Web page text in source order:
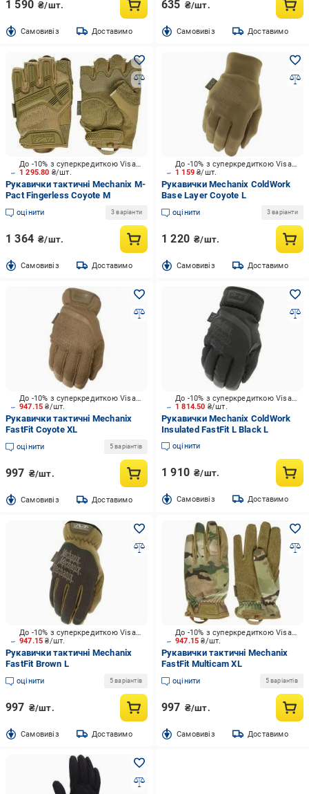
1 590 ₴/шт.
Cамовивіз Доставимо
635 ₴/шт.
Cамовивіз Доставимо
1 295.80 ₴/шт.
До -10% з суперкредиткою Visa Вигода
Рукавички тактичні Mechanix M-
Pact Fingerless Coyote M
оцінити 3 варіанти
1 364 ₴/шт.
Cамовивіз Доставимо
1 159₴/шт.
До -10% з суперкредиткою Visa Вигода
Рукавички Mechanix ColdWork
Base Layer Coyote L
оцінити 3 варіанти
1 220 ₴/шт.
Cамовивіз Доставимо
947.15₴/шт.
До -10% з суперкредиткою Visa Вигода
Рукавички тактичні Mechanix
FastFit Coyote XL
оцінити 5 варіантів
997 ₴/шт.
Cамовивіз Доставимо
1 814.50 ₴/шт.
До -10% з суперкредиткою Visa Вигода
Рукавички Mechanix ColdWork
Insulated FastFit L Black L
оцінити
1 910 ₴/шт.
Cамовивіз Доставимо
947.15₴/шт.
До -10% з суперкредиткою Visa Вигода
Рукавички тактичні Mechanix
FastFit Brown L
оцінити 5 варіантів
997 ₴/шт.
Cамовивіз Доставимо
947.15₴/шт.
До -10% з суперкредиткою Visa Вигода
Рукавички тактичні Mechanix
FastFit Multicam XL
оцінити 5 варіантів
997 ₴/шт.
Cамовивіз Доставимо